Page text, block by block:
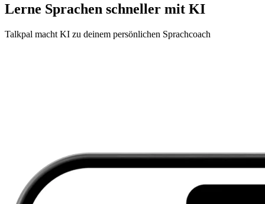
Lerne Sprachen schneller mit KI
Talkpal macht KI zu deinem persönlichen Sprachcoach